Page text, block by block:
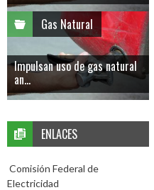
Gas Natural
Impulsan uso de gas natural
an...
ENLACES
Comisión Federal de
Electricidad